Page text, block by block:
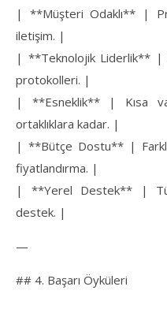
| **Müşteri Odaklı** |
iletişim. |
| **Teknolojik Liderlik** |
protokolleri. |
| **Esneklik** | Kısa
ortaklıklara kadar. |
| **Bütçe Dostu** |
fiyatlandırma. |
| **Yerel Destek** |
destek. |
—
## 4. Başarı Öyküleri